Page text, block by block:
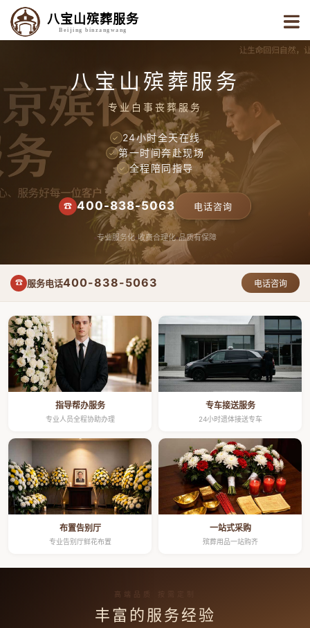
八宝山殡葬服务
Beijing binzangwang
八宝山殡葬服务
专业白事丧葬服务
✓ 24小时全天在线
✓ 第一时间奔赴现场
✓ 全程陪同指导
☎ 400-838-5063 电话咨询
专业服务化 收费合理化 品质有保障
☎ 服务电话400-838-5063 电话咨询
指导帮办服务
专业人员全程协助办理
专车接送服务
24小时遗体接送专车
布置告别厅
专业告别厅鲜花布置
一站式采购
殡葬用品一站购齐
高端品质 按需定制
丰富的服务经验